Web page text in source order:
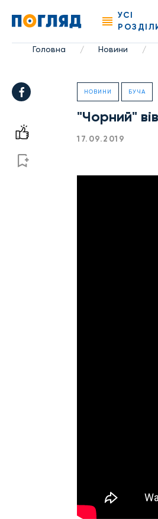
УСІ
Головна / Новини /
НОВИНИ БУЧА
"Чорний"
17.09.2019